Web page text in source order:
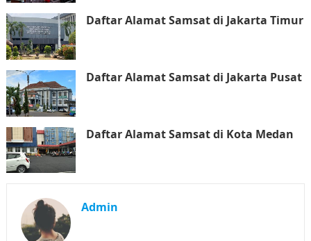
Daftar Alamat Samsat di Jakarta Timur
Daftar Alamat Samsat di Jakarta Pusat
Daftar Alamat Samsat di Kota Medan
Admin